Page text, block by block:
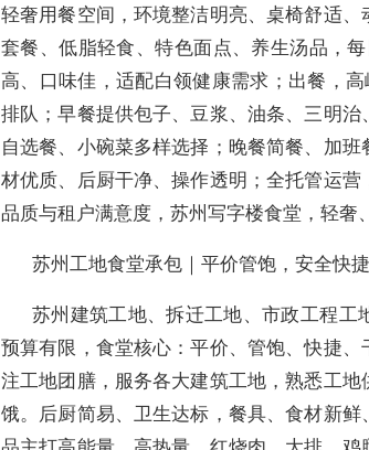
轻奢用餐空间，环境整洁明亮、桌椅舒适
套餐、低脂轻食、特色面点、养生汤品，
高、口味佳，适配白领健康需求；出餐，
排队；早餐提供包子、豆浆、油条、三明治
自选餐、小碗菜多样选择；晚餐简餐、加
材优质、后厨干净、操作透明；全托管运
品质与租户满意度，苏州写字楼食堂，轻奢
苏州工地食堂承包｜平价管饱，安全快捷
苏州建筑工地、拆迁工地、市政工程工
预算有限，食堂核心：平价、管饱、快捷
注工地团膳，服务各大建筑工地，熟悉工
饿。后厨简易、卫生达标，餐具、食材新